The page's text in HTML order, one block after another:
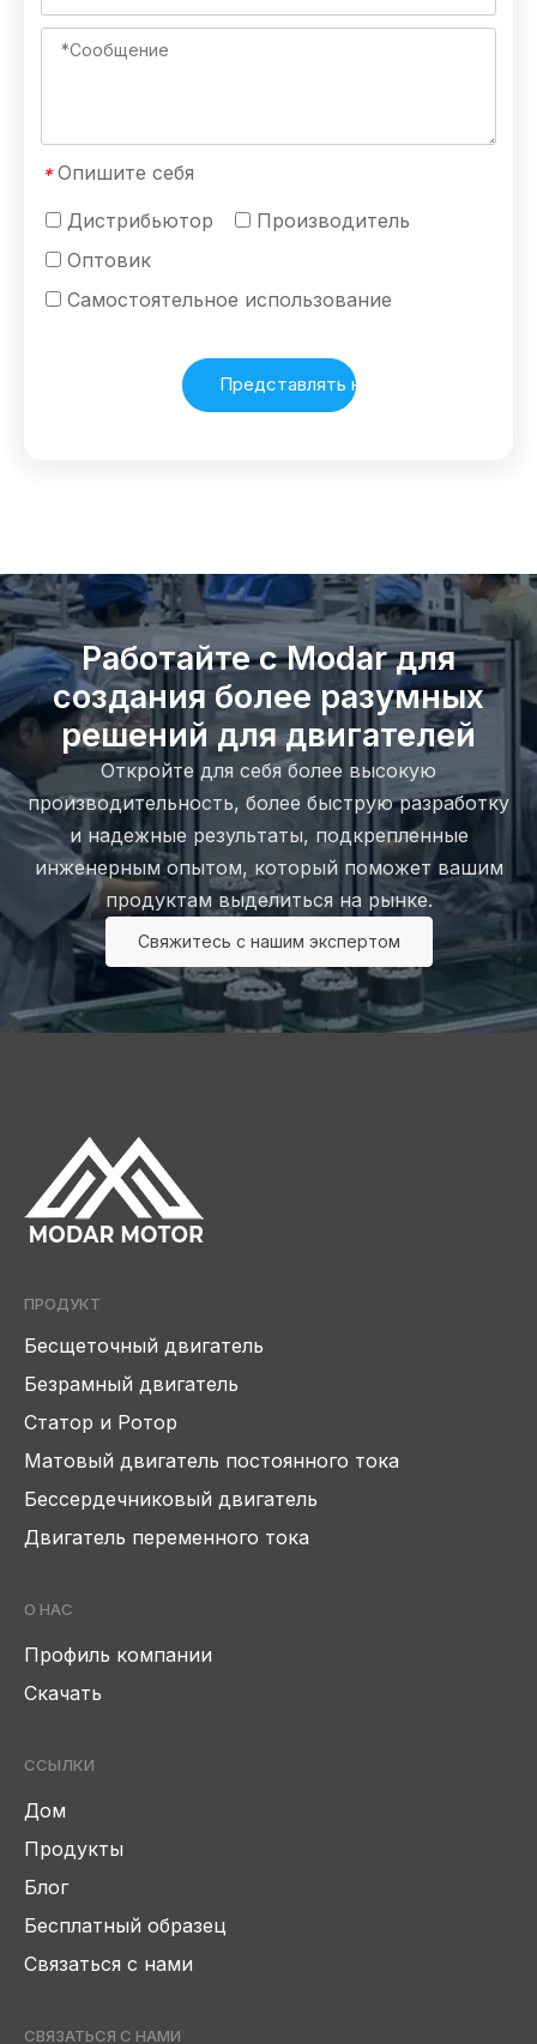
* Опишите себя
Дистрибьютор
Производитель
Оптовик
Самостоятельное использование
Представлять на рассмотрение
Работайте с Modar для
создания более разумных
решений для двигателей
Откройте для себя более высокую
производительность, более быструю разработку
и надежные результаты, подкрепленные
инженерным опытом, который поможет вашим
продуктам выделиться на рынке.
Свяжитесь с нашим экспертом
ПРОДУКТ
Бесщеточный двигатель
Безрамный двигатель
Статор и Ротор
Матовый двигатель постоянного тока
Бессердечниковый двигатель
Двигатель переменного тока
О НАС
Профиль компании
Скачать
ССЫЛКИ
Дом
Продукты
Блог
Бесплатный образец
Связаться с нами
СВЯЗАТЬСЯ С НАМИ